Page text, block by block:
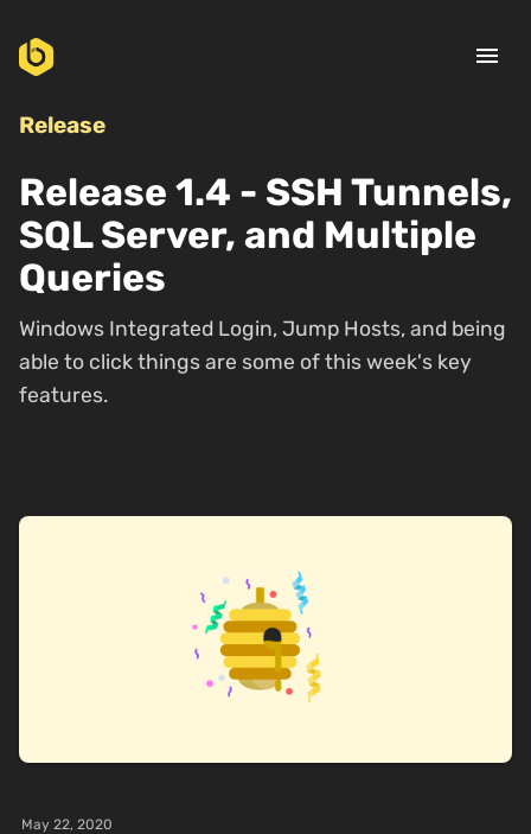
menu
Release
Release 1.4 - SSH Tunnels,
SQL Server, and Multiple
Queries
Windows Integrated Login, Jump Hosts, and being
able to click things are some of this week's key
features.
May 22, 2020